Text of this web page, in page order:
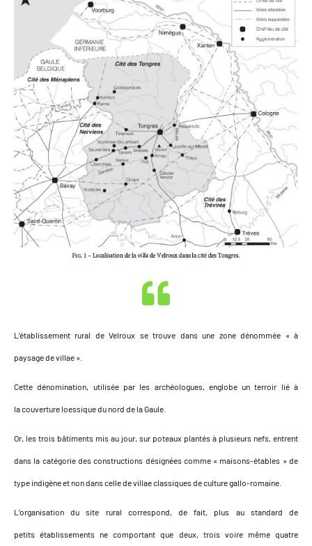
L’établissement rural de Velroux se trouve dans une zone dénommée « à
paysage de villae ».
Cette dénomination, utilisée par les archéologues, englobe un terroir lié à
la couverture loessique du nord de la Gaule.
Or, les trois bâtiments mis au jour, sur poteaux plantés à plusieurs nefs, entrent
dans la catégorie des constructions désignées comme « maisons-étables » de
type indigène et non dans celle de villae classiques de culture gallo-romaine.
L’organisation du site rural correspond, de fait, plus au standard de
petits établissements ne comportant que deux, trois voire même quatre